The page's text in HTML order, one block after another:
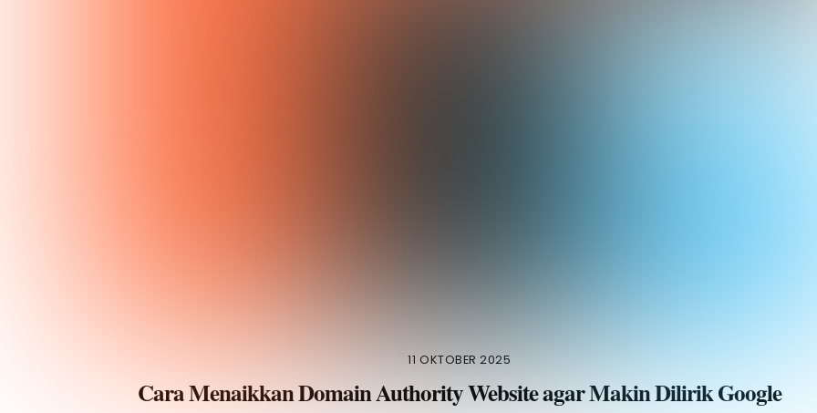
11 OKTOBER 2025
Cara Menaikkan Domain Authority Website agar Makin Dilirik Google